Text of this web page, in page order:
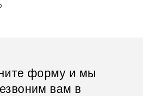
форму и мы
вам в